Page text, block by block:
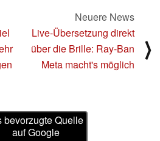
Neuere News
Live-Übersetzung direkt
über die Brille: Ray-Ban
Meta macht's möglich
⟩
bevorzugte Quelle
auf Google